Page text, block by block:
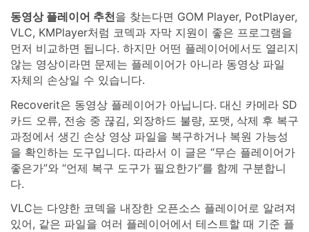
분실/삭제된 데이터 무료 복구
무료 체험
기타 프로그램
Repairit - 데이터 복구
UBackit - 데이터 백업
데이터 손실 시나리오
모든 기능 확인하기
동영상 플레이어 추천을 찾는다면 GOM Player, PotPlayer,
VLC, KMPlayer처럼 코덱과 자막 지원이 좋은 프로그램을
먼저 비교하면 됩니다. 하지만 어떤 플레이어에서도 열리지
않는 영상이라면 문제는 플레이어가 아니라 동영상 파일
자체의 손상일 수 있습니다.
Recoverit은 동영상 플레이어가 아닙니다. 대신 카메라 SD
카드 오류, 전송 중 끊김, 외장하드 불량, 포맷, 삭제 후 복구
과정에서 생긴 손상 영상 파일을 복구하거나 복원 가능성
을 확인하는 도구입니다. 따라서 이 글은 “무슨 플레이어가
좋은가”와 “언제 복구 도구가 필요한가”를 함께 구분합니
다.
VLC는 다양한 코덱을 내장한 오픈소스 플레이어로 알려져
있어, 같은 파일을 여러 플레이어에서 테스트할 때 기준 플